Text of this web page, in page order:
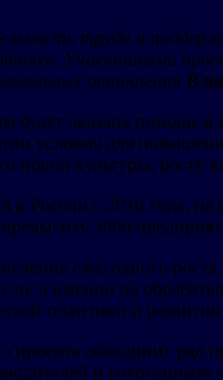
труда и
Участниками
отношений
оказана помощь
условия для
культуры,
России с 2018 года,
5000
ежегодного
а именно на
политики и
проекта объединит
и